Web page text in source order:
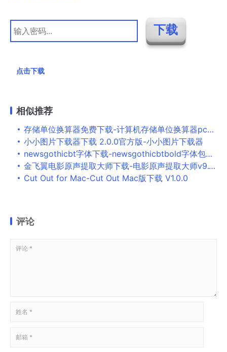
点击下载
相似推荐
存储单位换算器免费下载-计算机存储单位换算器pc版1.2 绿色版
小小图片下载器下载 2.0.0官方版-小小图片下载器
newsgothicbt字体下载-newsgothicbtbold字体包免费版
金飞翼电影原声提取大师下载-电影原声提取大师v9.1.0 官方版
Cut Out for Mac-Cut Out Mac版下载 V1.0.0
评论